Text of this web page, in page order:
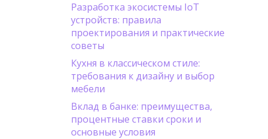
Разработка экосистемы IoT
устройств: правила
проектирования и практические
советы
Кухня в классическом стиле:
требования к дизайну и выбор
мебели
Вклад в банке: преимущества,
процентные ставки сроки и
основные условия